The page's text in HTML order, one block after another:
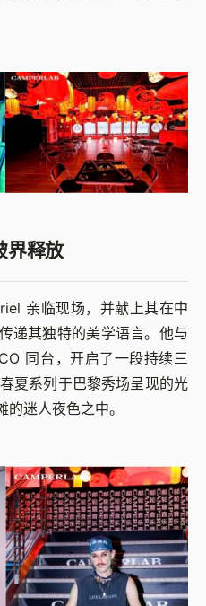
界释放
亲临现场，并献上其在中
递其独特的美学语言。他与
同台，开启了一段持续三
夏系列于巴黎秀场呈现的光
迷人夜色之中。